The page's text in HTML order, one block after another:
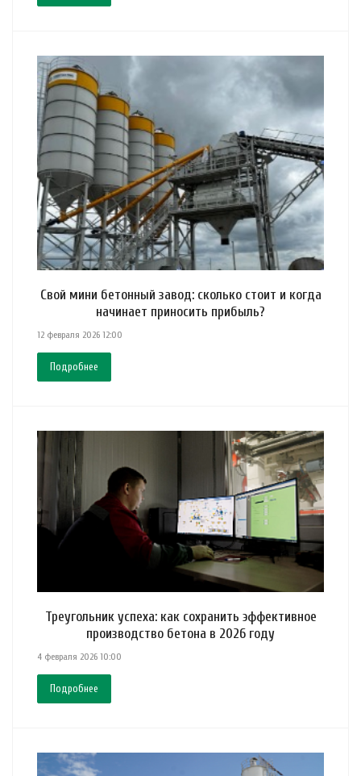
Свой мини бетонный завод: сколько стоит и когда
начинает приносить прибыль?
12 февраля 2026 12:00
Подробнее
Треугольник успеха: как сохранить эффективное
производство бетона в 2026 году
4 февраля 2026 10:00
Подробнее